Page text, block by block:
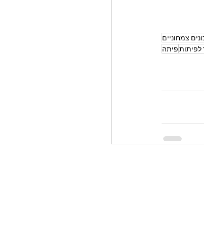
צמחוניים
לפיתותפיתה